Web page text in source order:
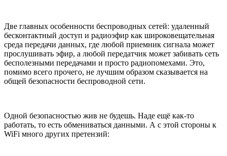
Две главных особенности беспроводных сетей: удаленный
бесконтактный доступ и радиоэфир как широковещательная
среда передачи данных, где любой приемник сигнала может
прослушивать эфир, а любой передатчик может забивать сеть
бесполезными передачами и просто радиопомехами. Это,
помимо всего прочего, не лучшим образом сказывается на
общей безопасности беспроводной сети.
Одной безопасностью жив не будешь. Наде ещё как-то
работать, то есть обмениваться данными. А с этой стороны к
WiFi много других претензий: